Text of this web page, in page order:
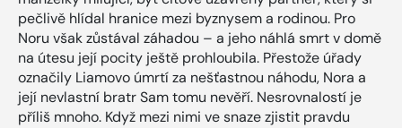
pečlivě hlídal hranice mezi byznysem a rodinou. Pro
Noru však zůstával záhadou – a jeho náhlá smrt v domě
na útesu její pocity ještě prohloubila. Přestože úřady
označily Liamovo úmrtí za nešťastnou náhodu, Nora a
její nevlastní bratr Sam tomu nevěří. Nesrovnalostí je
příliš mnoho. Když mezi nimi ve snaze zjistit pravdu